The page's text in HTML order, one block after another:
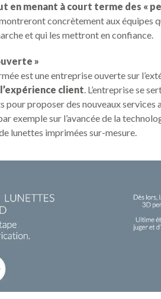
en menant à court terme des «
concrètement aux équipes
et qui les mettront en confiance.
»
est une entreprise ouverte sur
client. L’entreprise se
pour proposer des nouveaux services
exemple sur l’avancée de la
lunettes imprimées sur-mesure.